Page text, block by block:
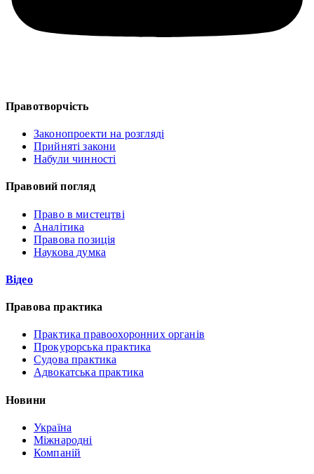
Правотворчість
Законопроекти на розгляді
Прийняті закони
Набули чинності
Правовий погляд
Право в мистецтві
Аналітика
Правова позиція
Наукова думка
Відео
Правова практика
Практика правоохоронних органів
Прокурорська практика
Судова практика
Адвокатська практика
Новини
Україна
Міжнародні
Компаній